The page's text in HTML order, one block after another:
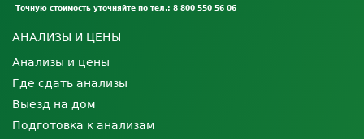
Точную стоимость уточняйте по тел.: 8 800 550 56 06
АНАЛИЗЫ И ЦЕНЫ
Анализы и цены
Где сдать анализы
Выезд на дом
Подготовка к анализам